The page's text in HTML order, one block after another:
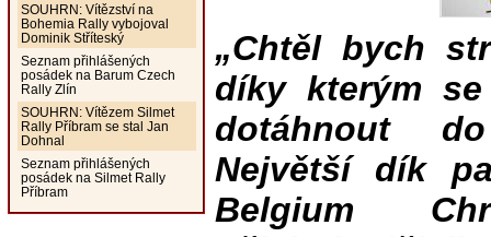
SOUHRN: Vítězství na
Bohemia Rally vybojoval
Dominik Stříteský
Seznam přihlášených
posádek na Barum Czech
Rally Zlín
SOUHRN: Vítězem Silmet
Rally Příbram se stal Jan
Dohnal
Seznam přihlášených
posádek na Silmet Rally
Příbram
„Chtěl bych
díky kterým
dotáhnout
Největší dík
Belgium